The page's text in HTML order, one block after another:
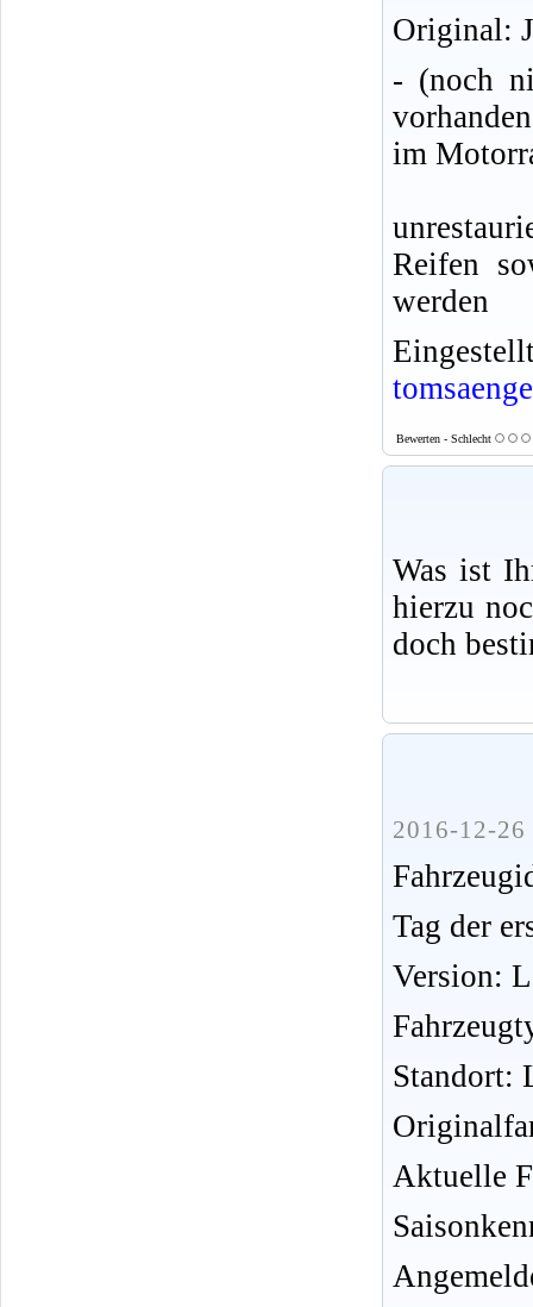
Original:
- (noch
im
Reifen
werden
Bewerten - Schlecht
Was ist
hierzu
doch
2016-12-26
Tag der
Version:
Standort:
Aktuelle